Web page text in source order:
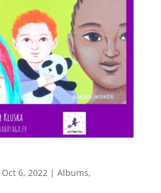
Oct 6, 2022| Albums,